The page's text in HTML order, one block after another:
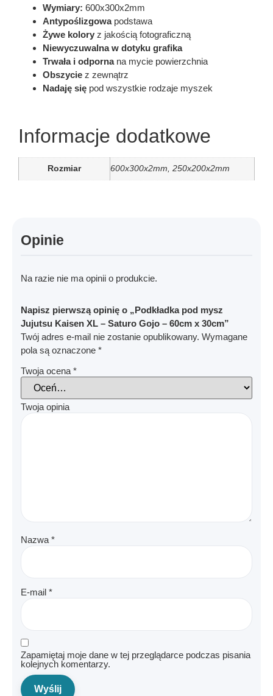
Wymiary: 600x300x2mm
Antypoślizgowapodstawa
Żywe kolory z jakością fotograficzną
Niewyczuwalna w dotyku grafika
Trwała i odpornana mycie powierzchnia
Obszycie z zewnątrz
Nadaję się pod wszystkie rodzaje myszek
Informacje dodatkowe
Rozmiar 600x300x2mm, 250x200x2mm
Opinie
Na razie nie ma opinii o produkcie.
Napisz pierwszą opinię o „Podkładka pod mysz
Jujutsu Kaisen XL – Saturo Gojo – 60cm x 30cm”
Twój adres e-mail nie zostanie opublikowany. Wymagane
pola są oznaczone *
Twoja ocena *
Twoja opinia
Nazwa *
E-mail *
Zapamiętaj moje dane w tej przeglądarce podczas pisania
kolejnych komentarzy.